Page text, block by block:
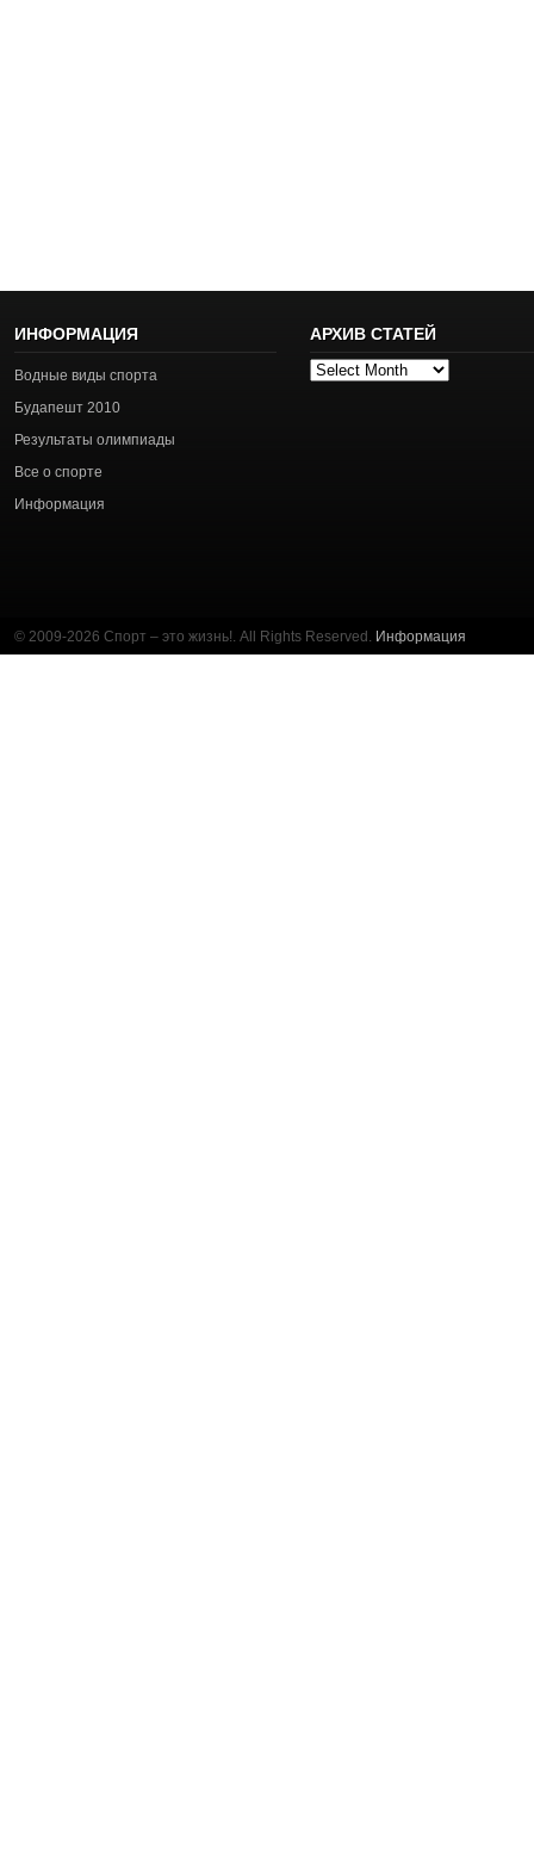
ИНФОРМАЦИЯ
Водные виды спорта
Будапешт 2010
Результаты олимпиады
Все о спорте
Информация
АРХИВ СТАТЕЙ
Архив
© 2009-2026 Спорт – это жизнь!. All Rights Reserved. Информация